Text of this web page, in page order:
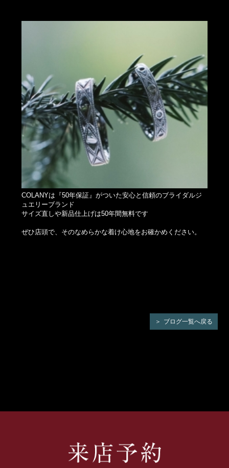
COLANYは『50年保証』がついた安心と信頼のブライダルジ
ュエリーブランド
サイズ直しや新品仕上げは50年間無料です
ぜひ店頭で、そのなめらかな着け心地をお確かめください。
ブログ一覧へ戻る